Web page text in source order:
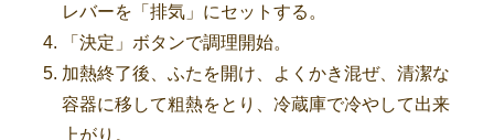
レバーを「排気」にセットする。
「決定」ボタンで調理開始。
加熱終了後、ふたを開け、よくかき混ぜ、清潔な
容器に移して粗熱をとり、冷蔵庫で冷やして出来
上がり。